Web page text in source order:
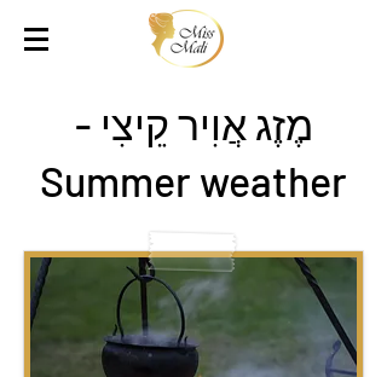
מֶזֶג אֲוִיר קֵיצִי -
Summer weather